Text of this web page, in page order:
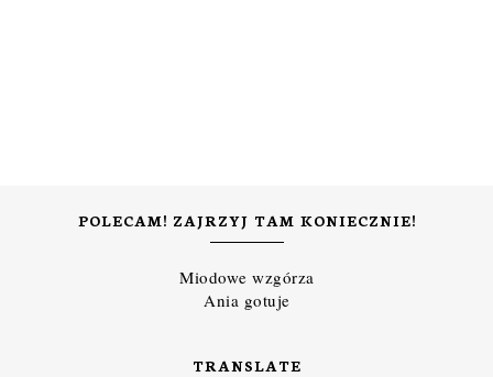
POLECAM! ZAJRZYJ TAM KONIECZNIE!
Miodowe wzgórza
Ania gotuje
TRANSLATE